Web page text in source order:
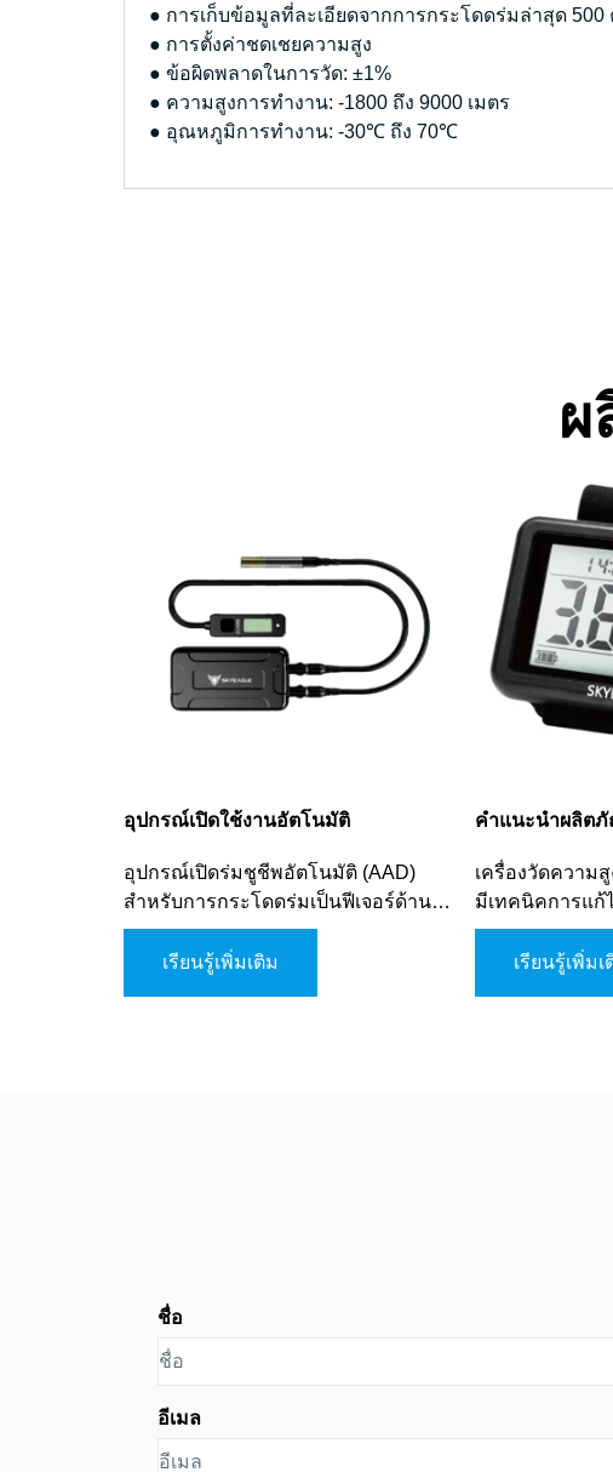
● การเก็บข้อมูลที่ละเอียดจากการกระโดดร่มล่าสุด 500
● การตั้งค่าชดเชยความสูง
● ข้อผิดพลาดในการวัด: ±1%
● ความสูงการทำงาน: -1800 ถึง 9000 เมตร
● อุณหภูมิการทำงาน: -30℃ ถึง 70℃
ผ
อุปกรณ์เปิดใช้งานอัตโนมัติ
อุปกรณ์เปิดร่มชูชีพอัตโนมัติ (AAD)
สำหรับการกระโดดร่มเป็นฟีเจอร์ด้าน
ความปลอดภัยที่สำคัญ ซึ่งติดตั้งใน
ระบบร่มชูชีพสำรองทุกชุด AAD ทำ
เรียนรู้เพิ่มเติม
คำแนะนำผลิต
เครื่องวัดความ
มีเทคนิคการแ
เยี่ยมเพื่อให้ข้อ
เวลาจริงสำหรับ
เรียนรู้เพิ่มเ
ชื่อ
อีเมล